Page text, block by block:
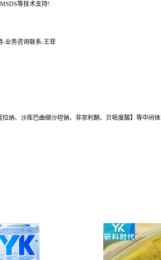
等技术支持!
-业务咨询联系-王菲
纳、沙库巴曲缬沙坦钠、非奈利酮、贝哌度酸】等中间体